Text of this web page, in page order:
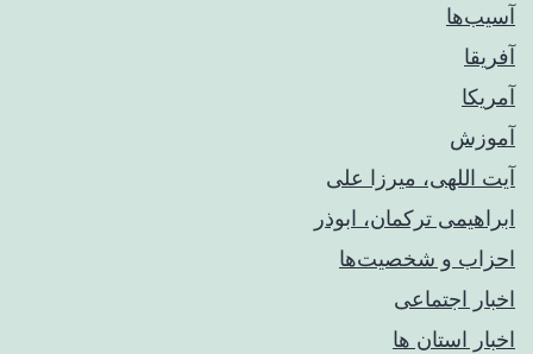
آسیب‌ها
آفریقا
آمریکا
آموزش
آیت اللهی، میرزا علی
ابراهیمی ترکمان، ابوذر
احزاب و شخصیت‌ها
اخبار اجتماعی
اخبار استان ها